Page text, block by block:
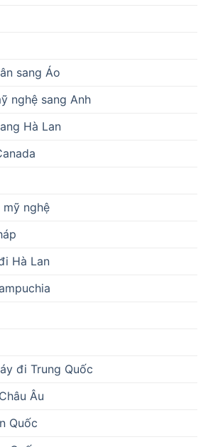
sang Áo
nghệ sang Anh
Hà Lan
mỹ nghệ
Hà Lan
đi Trung Quốc
Âu
Quốc